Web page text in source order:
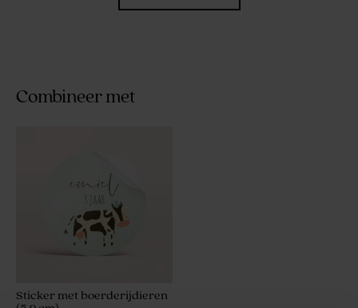
Combineer met
Sticker met boerderijdieren